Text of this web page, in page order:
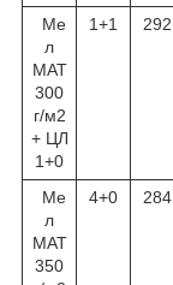
Ме
л
МАТ
300
г/м2
+ ЦЛ
1+0
1+1 292
Ме
л
МАТ
350
4+0 284